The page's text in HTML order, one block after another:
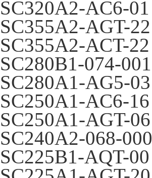
SC320A2-AC6-01
SC355A2-AGT-22
SC355A2-ACT-22
SC280B1-074-001
SC280A1-AG5-03
SC250A1-AC6-16
SC250A1-AGT-06
SC240A2-068-000
SC225B1-AQT-00